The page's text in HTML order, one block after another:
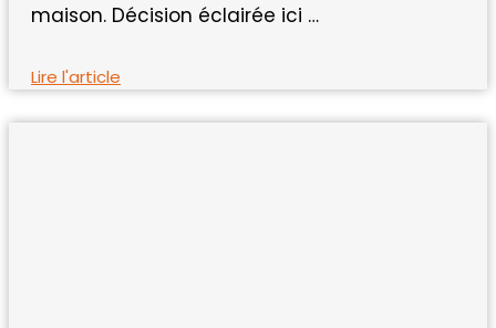
maison. Décision éclairée ici …
Lire l'article